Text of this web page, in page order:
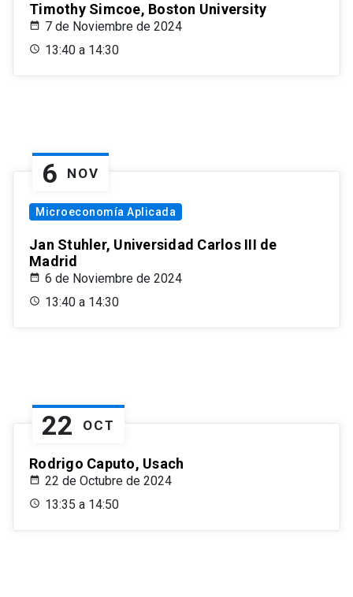
Timothy Simcoe, Boston University
7 de Noviembre de 2024
13:40 a 14:30
6 NOV
Microeconomía Aplicada
Jan Stuhler, Universidad Carlos III de
Madrid
6 de Noviembre de 2024
13:40 a 14:30
22 OCT
Rodrigo Caputo, Usach
22 de Octubre de 2024
13:35 a 14:50